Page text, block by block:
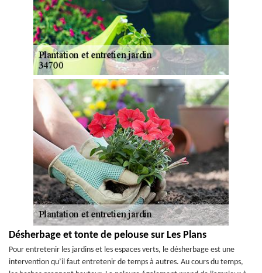
Désherbage et tonte de pelouse sur Les Plans
Pour entretenir les jardins et les espaces verts, le désherbage est une
intervention qu’il faut entretenir de temps à autres. Au cours du temps,